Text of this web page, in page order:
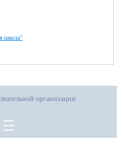
школа"
организации